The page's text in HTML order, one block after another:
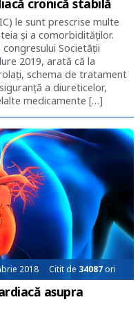
cronică stabilă
le sunt prescrise multe
și a comorbidităților.
Societății
2019, arată că la
schema de tratament
a diureticelor,
medicamente […]
2018 Citit de 34087ori
asupra